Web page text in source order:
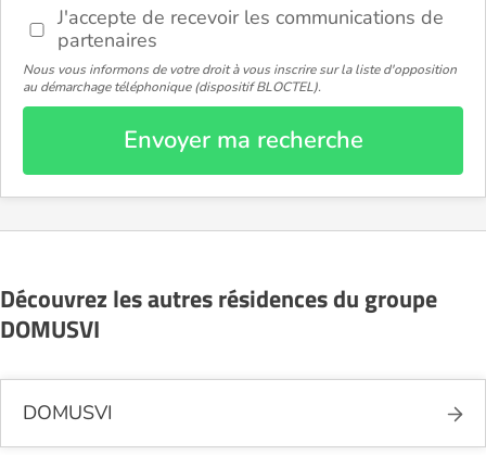
J'accepte de recevoir les communications de
partenaires
Nous vous informons de votre droit à vous inscrire sur la liste d'opposition
au démarchage téléphonique (dispositif BLOCTEL).
Envoyer ma recherche
Découvrez les autres résidences du groupe
DOMUSVI
DOMUSVI